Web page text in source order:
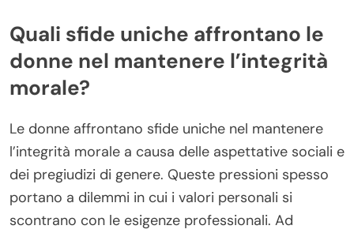
Quali sfide uniche affrontano le
donne nel mantenere l’integrità
morale?
Le donne affrontano sfide uniche nel mantenere
l’integrità morale a causa delle aspettative sociali e
dei pregiudizi di genere. Queste pressioni spesso
portano a dilemmi in cui i valori personali si
scontrano con le esigenze professionali. Ad